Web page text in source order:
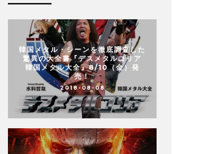
韓国メタル・シーンを徹底調査した
驚異の大全書『デスメタルコリア
韓国メタル大全』8/10（金）発
売！
2018-08-08